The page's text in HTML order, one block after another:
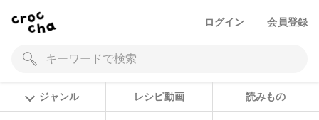
ログイン 会員登録
ジャンル レシピ動画 読みもの